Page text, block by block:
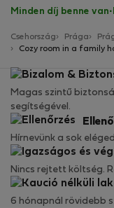
Minden díj benne van·
Csehország Prága
Cozy room in a family
Magas szintű
segítségével.
Hírnevünk a sok
Nincs rejtett költség.
6 hónapnál rövidebb